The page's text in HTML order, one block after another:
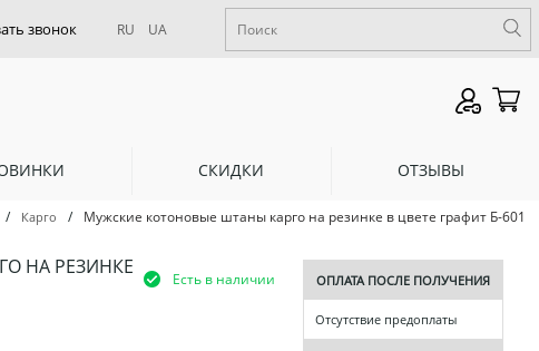
RU UA
СКИДКИ ОТЗЫВЫ
/ Карго / Мужские котоновые штаны карго на резинке в цвете графит Б-601
НА РЕЗИНКЕ
Есть в наличии ОПЛАТА ПОСЛЕ ПОЛУЧЕНИЯ
Отсутствие предоплаты